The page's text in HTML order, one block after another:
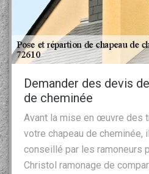
Demander des devis
de cheminée
Avant la mise en œuvre des
votre chapeau de cheminée,
conseillé par les ramoneurs
Christol ramonage de